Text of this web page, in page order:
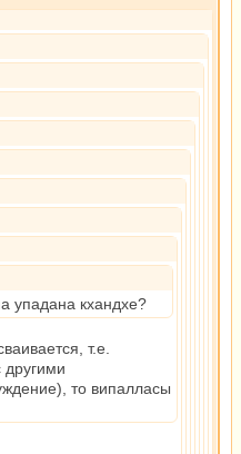
упадана кхандхе?
т.е.
другими
то випалласы